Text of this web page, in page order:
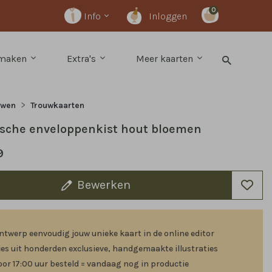
Info Inloggen
0
Extra's Meer kaarten
Trouwkaarten
enveloppenkist hout bloemen
Bewerken
eenvoudig jouw unieke kaart in de online editor
uit honderden exclusieve, handgemaakte illustraties
17:00 uur besteld = vandaag nog in productie